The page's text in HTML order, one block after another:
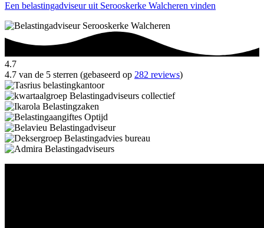
Een belastingadviseur uit Serooskerke Walcheren vinden
4.7
4.7 van de 5 sterren (gebaseerd op 282 reviews)